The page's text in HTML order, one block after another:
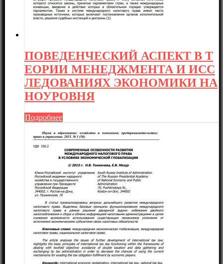
ПОВЕДЕНЧЕСКИЙ АСПЕКТ В Т
ЕОРИИ МЕНЕДЖМЕНТА И ИСС
ЛЕДОВАНИЯХ ЭКОНОМИКИ НА
НОУРОВНЯ
Подробнее